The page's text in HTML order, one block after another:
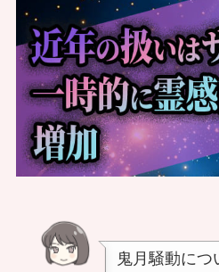
鬼月騒動につ